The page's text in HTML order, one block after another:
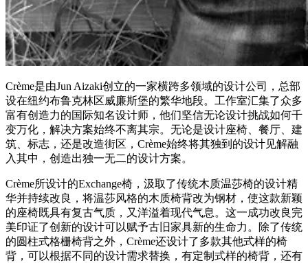
Crème是由Jun Aizaki创立的一家横跨多领域的设计公司，总部
设在纽约布鲁克林区威廉斯堡的繁华地段。工作室汇集了众多
富有创造力的国际知名设计师，他们坚信无论设计挑战如何千
变万化，解决方案始终不离其宗。无论是设计座椅、餐厅、建
筑、标志，还是改造街区，Crème始终将其独到的设计见解融
入其中，创造出独一无二的设计方案。
Crème所设计的Exchange椅，汲取了传统木质温莎椅的设计精
华并持续改良，将温莎风格的木质椅背改为钢材，使这款新颖
的座椅既具有复古气质，又洋溢着现代气息。这一成功改良完
美印证了创新的设计可以赋予古旧家具新的生命力。除了传统
的圆柱式格栅椅背之外，Crème还设计了多款其他式样的椅
背，可以根据不同的设计需求替换，有定制式样的椅背，还有